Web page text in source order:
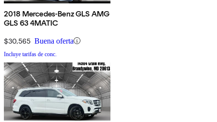
2018 Mercedes-Benz GLS AMG
GLS 63 4MATIC
$30,565 Buena oferta
Incluye tarifas de conc.